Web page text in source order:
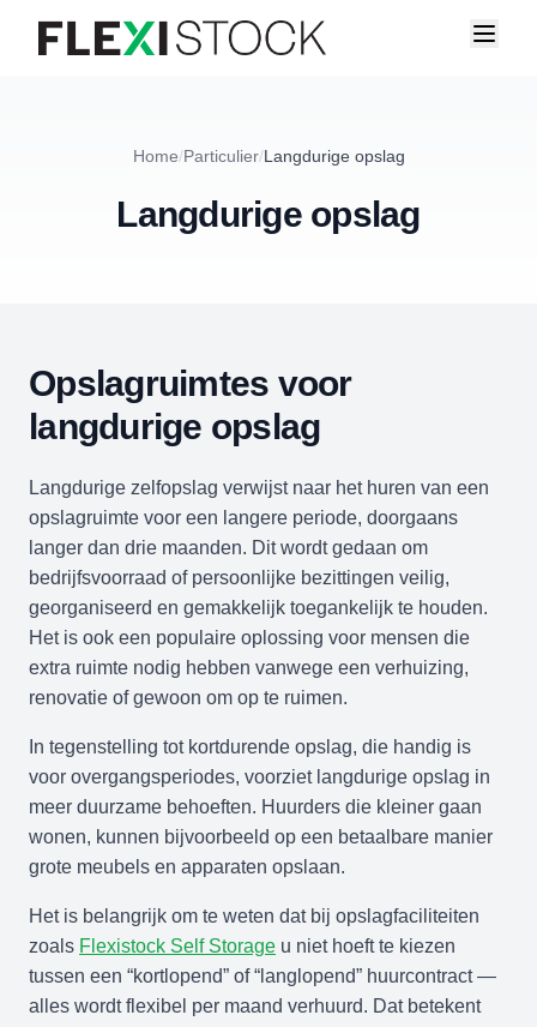
Home/Particulier/Langdurige opslag
Langdurige opslag
Opslagruimtes voor
langdurige opslag
Langdurige zelfopslag verwijst naar het huren van een
opslagruimte voor een langere periode, doorgaans
langer dan drie maanden. Dit wordt gedaan om
bedrijfsvoorraad of persoonlijke bezittingen veilig,
georganiseerd en gemakkelijk toegankelijk te houden.
Het is ook een populaire oplossing voor mensen die
extra ruimte nodig hebben vanwege een verhuizing,
renovatie of gewoon om op te ruimen.
In tegenstelling tot kortdurende opslag, die handig is
voor overgangsperiodes, voorziet langdurige opslag in
meer duurzame behoeften. Huurders die kleiner gaan
wonen, kunnen bijvoorbeeld op een betaalbare manier
grote meubels en apparaten opslaan.
Het is belangrijk om te weten dat bij opslagfaciliteiten
zoals Flexistock Self Storage u niet hoeft te kiezen
tussen een “kortlopend” of “langlopend” huurcontract —
alles wordt flexibel per maand verhuurd. Dat betekent